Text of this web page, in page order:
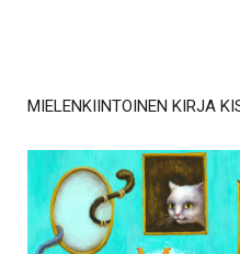
MIELENKIINTOINEN KIRJA